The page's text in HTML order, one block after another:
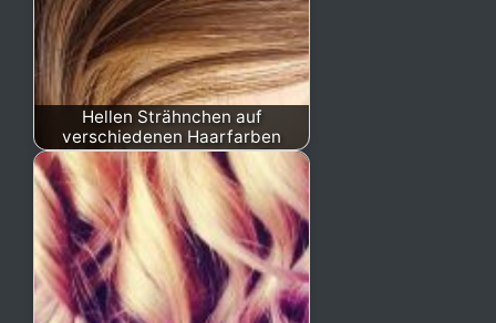
Hellen Strähnchen auf
verschiedenen Haarfarben